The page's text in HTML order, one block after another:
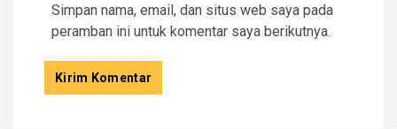
Simpan nama, email, dan situs web saya pada
peramban ini untuk komentar saya berikutnya.